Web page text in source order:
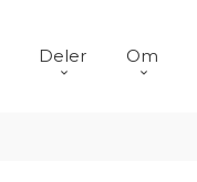
Deler Om